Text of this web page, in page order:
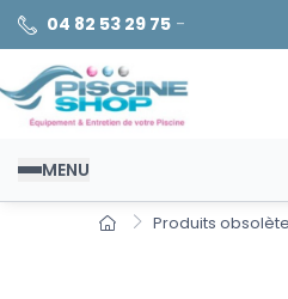
04 82 53 29 75 -
MENU
Produits